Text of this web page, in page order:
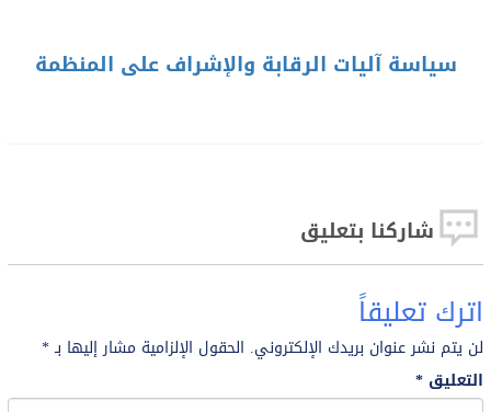
سياسة آليات الرقابة والإشراف على المنظمة
شاركنا بتعليق
اترك تعليقاً
لن يتم نشر عنوان بريدك الإلكتروني. الحقول الإلزامية مشار إليها بـ*
التعليق *